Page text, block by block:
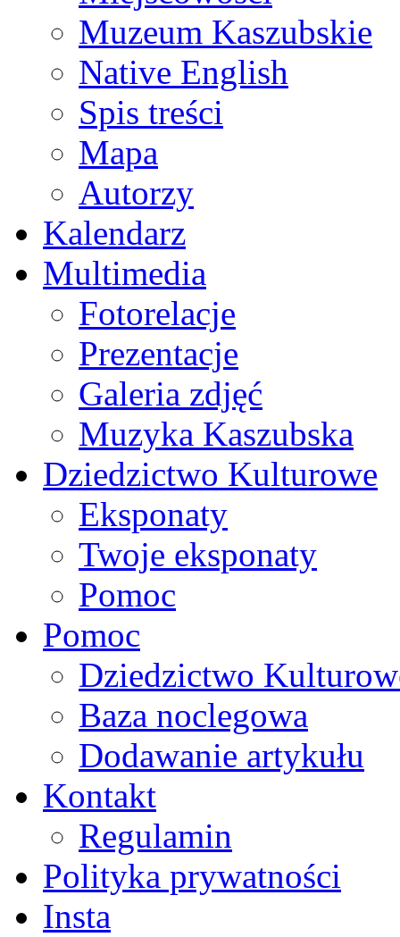
Muzeum Kaszubskie
Native English
Spis treści
Mapa
Autorzy
Kalendarz
Multimedia
Fotorelacje
Prezentacje
Galeria zdjęć
Muzyka Kaszubska
Dziedzictwo Kulturowe
Eksponaty
Twoje eksponaty
Pomoc
Pomoc
Dziedzictwo
Baza noclegowa
Dodawanie artykułu
Kontakt
Regulamin
Polityka prywatności
Insta